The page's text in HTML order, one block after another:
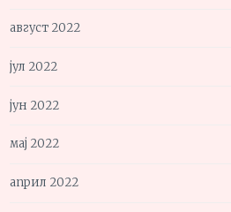
август 2022
јул 2022
јун 2022
мај 2022
април 2022